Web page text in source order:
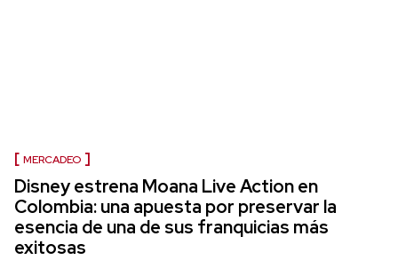
MERCADEO
Disney estrena Moana Live Action en
Colombia: una apuesta por preservar la
esencia de una de sus franquicias más
exitosas